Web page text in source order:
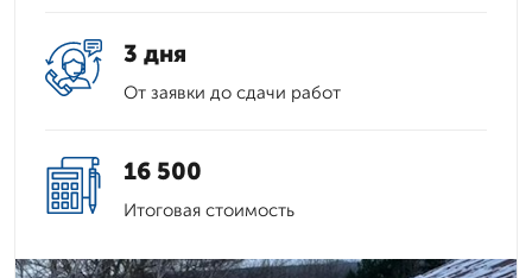
3 дня
От заявки до сдачи работ
16 500
Итоговая стоимость